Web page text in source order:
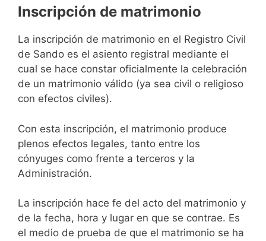
Inscripción de matrimonio
La inscripción de matrimonio en el Registro Civil
de Sando es el asiento registral mediante el
cual se hace constar oficialmente la celebración
de un matrimonio válido (ya sea civil o religioso
con efectos civiles).
Con esta inscripción, el matrimonio produce
plenos efectos legales, tanto entre los
cónyuges como frente a terceros y la
Administración.
La inscripción hace fe del acto del matrimonio y
de la fecha, hora y lugar en que se contrae. Es
el medio de prueba de que el matrimonio se ha